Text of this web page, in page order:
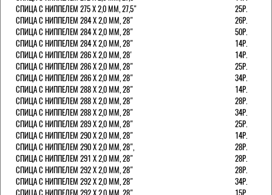
СПИЦА С НИППЕЛЕМ 275 Х 2,0 ММ, 27,5"
25Р.
СПИЦА С НИППЕЛЕМ 284 Х 2,0 ММ, 28"
26Р.
СПИЦА С НИППЕЛЕМ 284 Х 2,0 ММ, 28"
50Р.
СПИЦА С НИППЕЛЕМ 284 Х 2,0 ММ, 28"
14Р.
СПИЦА С НИППЕЛЕМ 286 Х 2,0 ММ, 28'
14Р.
СПИЦА С НИППЕЛЕМ 286 Х 2,0 ММ, 28"
25Р.
СПИЦА С НИППЕЛЕМ 286 Х 2,0 ММ, 28"
34Р.
СПИЦА С НИППЕЛЕМ 288 Х 2,0 ММ, 28"
14Р.
СПИЦА С НИППЕЛЕМ 288 Х 2,0 ММ, 28"
28Р.
СПИЦА С НИППЕЛЕМ 288 Х 2,0 ММ, 28"
34Р.
СПИЦА С НИППЕЛЕМ 289 Х 2,0 ММ, 28"
25Р.
СПИЦА С НИППЕЛЕМ 290 Х 2,0 ММ, 28"
14Р.
СПИЦА С НИППЕЛЕМ 290 Х 2,0 ММ, 28",
28Р.
СПИЦА С НИППЕЛЕМ 291 Х 2,0 ММ, 28"
28Р.
СПИЦА С НИППЕЛЕМ 292 Х 2,0 ММ, 28"
28Р.
СПИЦА С НИППЕЛЕМ 292 Х 2,0 ММ, 28"
34Р.
СПИЦА С НИППЕЛЕМ 292 Х 2,0 ММ, 28"
15Р.